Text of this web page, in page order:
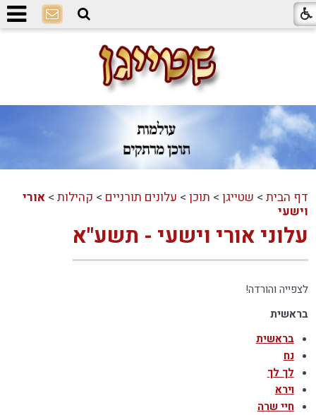
דף הבית > שטייגן > תוכן > עלונים תורניים > קהילות >אורי
וישעי
עלוני אורי וישעי - תשע"א
לצפייה והורדה!
בראשית
בראשית
נח
לך לך
וירא
חיי שרה